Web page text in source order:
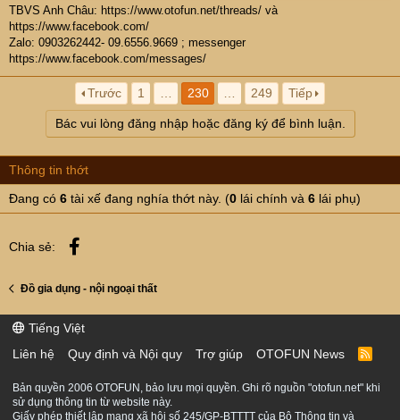
TBVS Anh Châu: https://www.otofun.net/threads/ và
https://www.facebook.com/
Zalo: 0903262442- 09.6556.9669 ; messenger
https://www.facebook.com/messages/
Trước 1 230 249 Tiếp
Bác vui lòng đăng nhập hoặc đăng ký để bình luận.
Thông tin thớt
Đang có 6 tài xế đang nghía thớt này. (0 lái chính và 6 lái phụ)
Chia sẻ:
Đồ gia dụng - nội ngoại thất
Tiếng Việt
Liên hệ
Quy định và Nội quy Trợ giúp OTOFUN News
R
S
Bản quyền 2006 OTOFUN, bảo lưu mọi quyền. Ghi rõ nguồn "otofun.net" khi
sử dụng thông tin từ website này.
Giấy phép thiết lập mạng xã hội số 245/GP-BTTTT của Bộ Thông tin và